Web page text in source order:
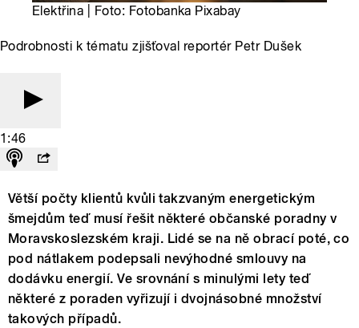
Elektřina | Foto: Fotobanka Pixabay
Podrobnosti k tématu zjišťoval reportér Petr Dušek
1:46
Větší počty klientů kvůli takzvaným energetickým
šmejdům teď musí řešit některé občanské poradny v
Moravskoslezském kraji. Lidé se na ně obrací poté, co
pod nátlakem podepsali nevýhodné smlouvy na
dodávku energií. Ve srovnání s minulými lety teď
některé z poraden vyřizují i dvojnásobné množství
takových případů.